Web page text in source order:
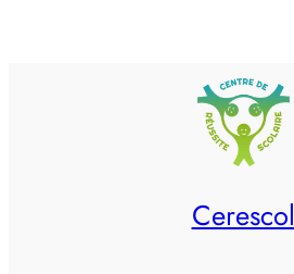
Cerescol